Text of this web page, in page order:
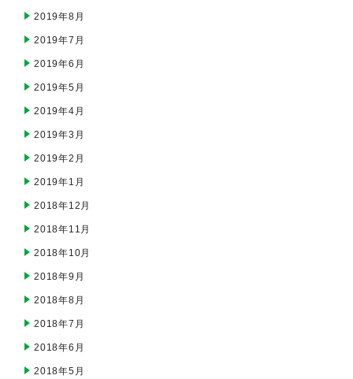
2019年8月
2019年7月
2019年6月
2019年5月
2019年4月
2019年3月
2019年2月
2019年1月
2018年12月
2018年11月
2018年10月
2018年9月
2018年8月
2018年7月
2018年6月
2018年5月